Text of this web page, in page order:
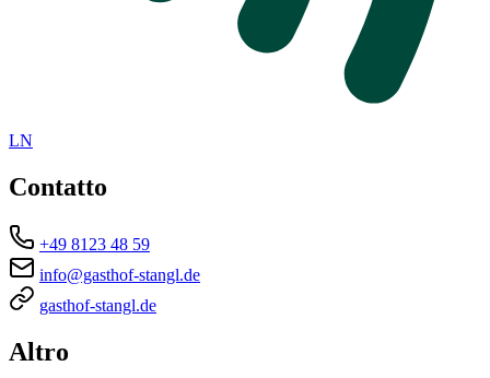
LN
Contatto
+49 8123 48 59
info@gasthof-stangl.de
gasthof-stangl.de
Altro